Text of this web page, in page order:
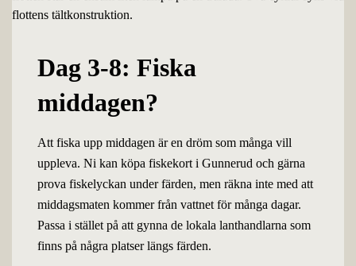
Dag 3-8: Fiska
middagen?
Att fiska upp middagen är en dröm som många vill
uppleva. Ni kan köpa fiskekort i Gunnerud och gärna
prova fiskelyckan under färden, men räkna inte med att
middagsmaten kommer från vattnet för många dagar.
Passa i stället på att gynna de lokala lanthandlarna som
finns på några platser längs färden.